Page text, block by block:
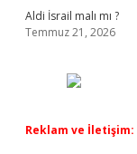
Aldi İsrail malı mı ?
Temmuz 21, 2026
Reklam ve İletişim: